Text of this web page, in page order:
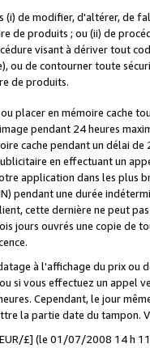
(i) de modifier, d'altérer, de
de produits ; ou (ii) de
visant à dériver tout
de contourner toute
de produits.
placer en mémoire cache
pendant 24 heures
cache pendant un délai
en effectuant un
application dans les plus
pendant une durée
cette dernière ne peut
jours ouvrés une copie de
à l'affichage du prix
si vous effectuez un appel
Cependant, le jour
la partie date du tampon.
£] (le 01/07/2008 14 h